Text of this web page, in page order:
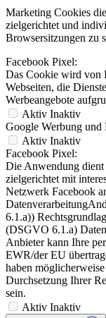
Marketing Cookies
zielgerichtet und
Browsersitzungen zu
Facebook Pixel:
Das Cookie wird von
Webseiten, die
Werbeangebote
Aktiv Inaktiv
Google Werbung und
Aktiv Inaktiv
Facebook Pixel:
Die Anwendung dient
zielgerichtet mit
Netzwerk Facebook
6.1.a))
(DSGVO 6.1.a)
Anbieter kann Ihre
EWR/der EU
haben
Durchsetzung Ihrer
sein.
Aktiv Inaktiv